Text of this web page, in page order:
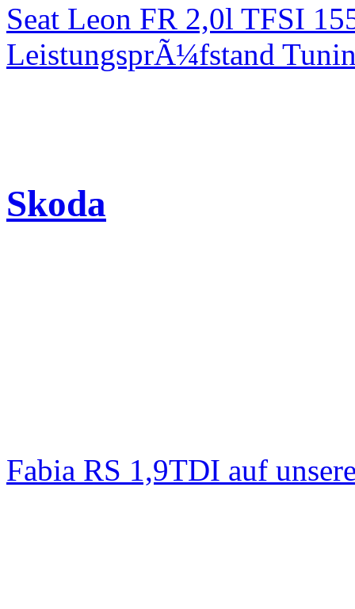
Seat Leon FR 2,0l TFSI
LeistungsprÃ¼fstand
Skoda
Fabia RS 1,9TDI auf